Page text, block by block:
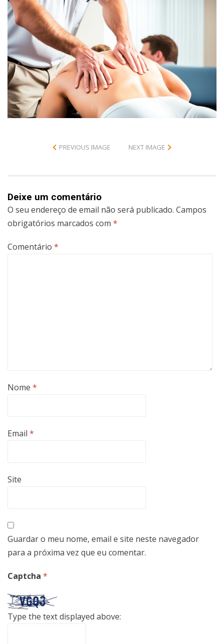
PREVIOUS IMAGE NEXT IMAGE
Deixe um comentário
O seu endereço de email não será publicado. Campos
obrigatórios marcados com *
Comentário *
Nome *
Email *
Site
Guardar o meu nome, email e site neste navegador
para a próxima vez que eu comentar.
Captcha *
Type the text displayed above: